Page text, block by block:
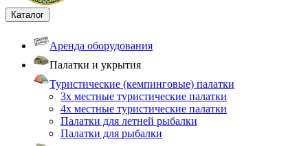
Каталог
Аренда оборудования
Палатки и укрытия
Туристические (кемпинговые) палатки
3х местные туристические палатки
4х местные туристические палатки
Палатки для летней рыбалки
Палатки для рыбалки